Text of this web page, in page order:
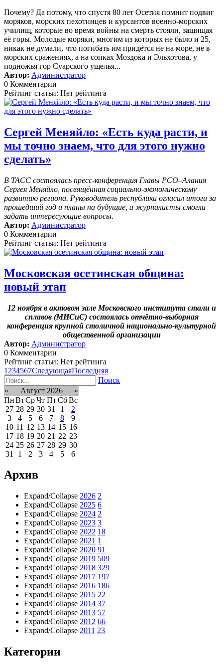
Почему? Да потому, что спустя 80 лет Осетия помнит подвиг
моряков, морских пехотинцев и курсантов военно-морских
училищ, которые во время войны на смерть стояли, защищая
её горы. Молодые моряки, многим из которых не было и 25,
никак не думали, что погибать им придётся не на море, не в
морских сражениях, а на сопках Моздока и Эльхотова, у
подножья гор Суарского ущелья...
Автор: Администратор
0 Комментарии
Рейтинг статьи: Нет рейтинга
Сергей Меняйло: «Есть куда расти, и
мы точно знаем, что для этого нужно
сделать»
В ТАСС состоялась пресс-конференция Главы РСО–Алания
Сергея Меняйло, посвящённая социально-экономическому
развитию региона. Руководитель республики огласил итоги за
прошедший год и планы на будущие, а журналисты смогли
задать интересующие вопросы.
Автор: Администратор
0 Комментарии
Рейтинг статьи: Нет рейтинга
Московская осетинская община:
новый этап
12 ноября в актовом зале Московского института стали и
сплавов (МИСиС) состоялась отчётно-выборная
конференция крупной столичной национально-культурной
общественной организации
Автор: Администратор
0 Комментарии
Рейтинг статьи: Нет рейтинга
1 234567СледующаяПоследняя
Поиск
«
Август 2026
»
ПнВтСрЧт Пт Сб Вс
27 28 29 30 31 1
2
3
4 5 6 7 8
9
10 11 12 13 14 15 16
17 18 19 20 21 22 23
24 25 26 27 28 29 30
31
1 2 3 4 5 6
Архив
Expand/Collapse 2026 2
Expand/Collapse 2025 6
Expand/Collapse 2024 2
Expand/Collapse 2023 3
Expand/Collapse 2022 18
Expand/Collapse 2021 1
Expand/Collapse 2020 91
Expand/Collapse 2019 509
Expand/Collapse 2018 329
Expand/Collapse 2017 197
Expand/Collapse 2016 186
Expand/Collapse 2015 22
Expand/Collapse 2014 37
Expand/Collapse 2013 57
Expand/Collapse 2012 66
Expand/Collapse 2011 23
Категории